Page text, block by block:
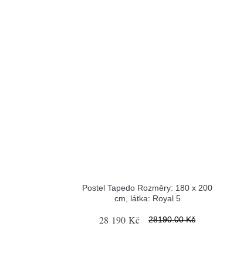
Postel Tapedo Rozměry: 180 x 200
cm, látka: Royal 5
28 190 Kč 28190.00 Kč